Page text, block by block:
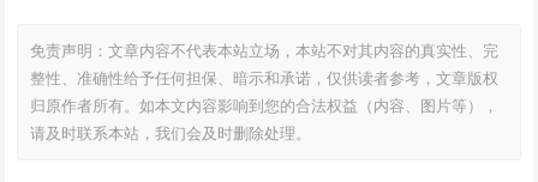
免责声明：文章内容不代表本站立场，本站不对其内容的真实性、完
整性、准确性给予任何担保、暗示和承诺，仅供读者参考，文章版权
归原作者所有。如本文内容影响到您的合法权益（内容、图片等），
请及时联系本站，我们会及时删除处理。